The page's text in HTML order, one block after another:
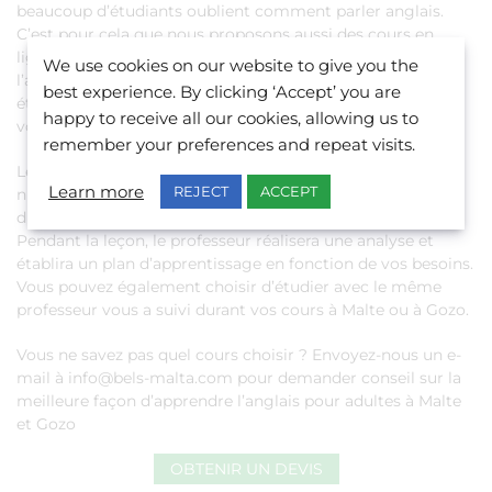
beaucoup d’étudiants oublient comment parler anglais.
C’est pour cela que nous proposons aussi des cours en
ligne. C’est un bon moyen pour les adultes d’apprendre
l’anglais lorsque l’on travaille. Mais aussi lorsqu’on est
étudiant ou pour continuer à maîtriser la langue lorsque
vos leçons sont terminées.
Les cours d’anglais en lignesont assez flexibles, autant au
niveau des horaires qu’au niveau de la fréquence. Ils sont
disponibles pour les adultes ainsi que pour les plus jeunes.
Pendant la leçon, le professeur réalisera une analyse et
établira un plan d’apprentissage en fonction de vos besoins.
Vous pouvez également choisir d’étudier avec le même
professeur vous a suivi durant vos cours à Malte ou à Gozo.
Vous ne savez pas quel cours choisir ? Envoyez-nous un e-
mail à info@bels-malta.com pour demander conseil sur la
meilleure façon d’apprendre l’anglais pour adultes à Malte
et Gozo
OBTENIR UN DEVIS
We use cookies on our website to give you the
best experience. By clicking ‘Accept’ you are
happy to receive all our cookies, allowing us to
remember your preferences and repeat visits.
Learn more REJECT ACCEPT